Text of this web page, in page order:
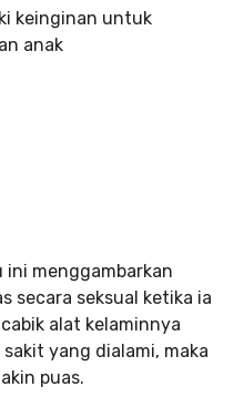
keinginan untuk
anak
ini menggambarkan
secara seksual ketika ia
alat kelaminnya
yang dialami, maka
puas.